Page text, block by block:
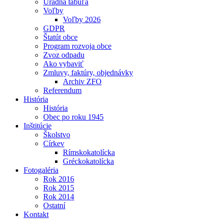
Úradná tabuľa
Voľby
Voľby 2026
GDPR
Štatút obce
Program rozvoja obce
Zvoz odpadu
Ako vybaviť
Zmluvy, faktúry, objednávky
Archiv ZFO
Referendum
História
História
Obec po roku 1945
Inštitúcie
Školstvo
Církev
Rímskokatolícka
Gréckokatolícka
Fotogaléria
Rok 2016
Rok 2015
Rok 2014
Ostatní
Kontakt